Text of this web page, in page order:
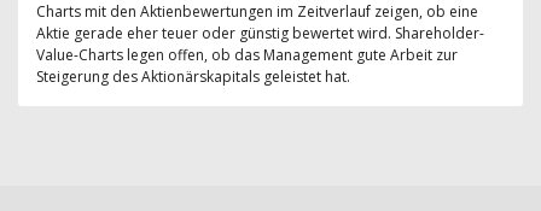
Charts mit den Aktienbewertungen im Zeitverlauf zeigen, ob eine
Aktie gerade eher teuer oder günstig bewertet wird. Shareholder-
Value-Charts legen offen, ob das Management gute Arbeit zur
Steigerung des Aktionärskapitals geleistet hat.